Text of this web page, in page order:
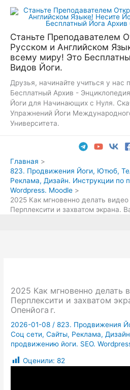
Перейти
Станьте Преподавателем
Русском и Английском
всему миру! Это
Видов Йоги.
Друзья, начинайте учиться у нас
Бесплатный Архив -
Йоги для Начинающих с Нуля.
Упражнений Йоги
Университета.
Главная
823. Продвижения Йоги, Ютюб,
Реклама, Дизайн. Инструкции по
Wordpress. Moodle
2025 Как мгновенно делать
Перплексити и захватом экрана.
2025 Как мгновенно делать
Перплексити и захватом
Опенйога г.
2026-01-08 /823. Продвижения
Соц сети, Сайты, Реклама,
продвижению йоги. SEO.
Оценили: 82